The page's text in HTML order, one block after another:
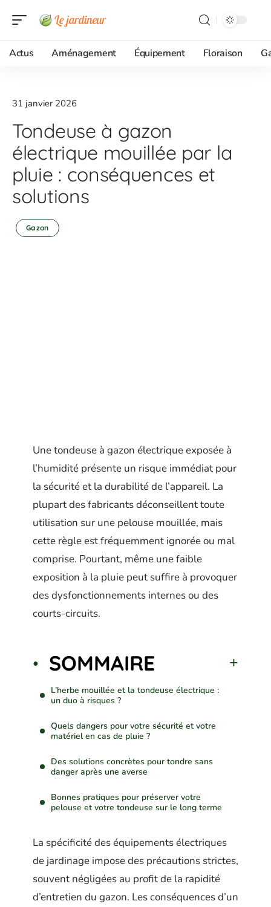
Actus Aménagement Équipement Floraison
31 janvier 2026
Tondeuse à gazon
électrique mouillée par la
pluie : conséquences et
solutions
Gazon
Une tondeuse à gazon électrique exposée à
l’humidité présente un risque immédiat pour
la sécurité et la durabilité de l’appareil. La
plupart des fabricants déconseillent toute
utilisation sur une pelouse mouillée, mais
cette règle est fréquemment ignorée ou mal
comprise. Pourtant, même une faible
exposition à la pluie peut suffire à provoquer
des dysfonctionnements internes ou des
courts-circuits.
SOMMAIRE
L’herbe mouillée et la tondeuse électrique :
un duo à risques ?
Quels dangers pour votre sécurité et votre
matériel en cas de pluie ?
Des solutions concrètes pour tondre sans
danger après une averse
Bonnes pratiques pour préserver votre
pelouse et votre tondeuse sur le long terme
La spécificité des équipements électriques
de jardinage impose des précautions strictes,
souvent négligées au profit de la rapidité
d’entretien du gazon. Les conséquences d’un